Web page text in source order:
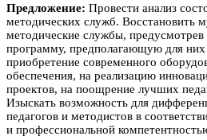
Предложение: Провести анализ
методических служб. Восстановить
методические службы,
программу, предполагающую для
приобретение современного
обеспечения, на реализацию
проектов, на поощрение лучших
Изыскать возможность для
педагогов и методистов в
и профессиональной